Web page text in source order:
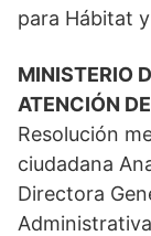
para Hábitat
MINISTERIO
ATENCIÓN
Resolución
ciudadana
Directora